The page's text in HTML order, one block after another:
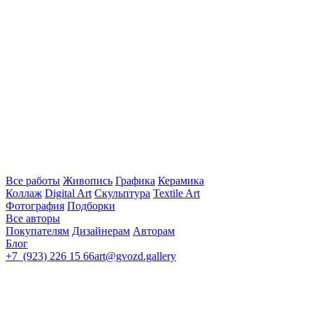
Все работы Живопись Графика Керамика
Коллаж Digital Art Скульптура Textile Art
Фотография Подборки
Все авторы
Покупателям Дизайнерам Авторам
Блог
+7 (923) 226 15 66art@gvozd.gallery